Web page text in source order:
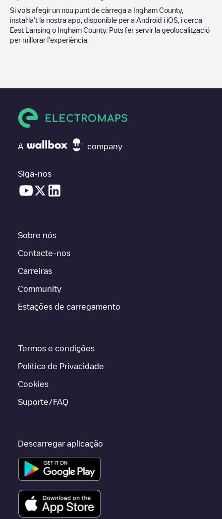
Si vols afegir un nou punt de càrrega a Ingham County,
instal·la't la nostra app, disponible per a Android i iOS, i cerca
East Lansing o Ingham County. Pots fer servir la geolocalització
per millorar l'experiència.
A company
Siga-nos
Sobre nós
Contacte-nos
Carreiras
Community
Estações de carregamento
Termos e condições
Política de Privacidade
Cookies
Suporte/FAQ
Descarregar aplicação